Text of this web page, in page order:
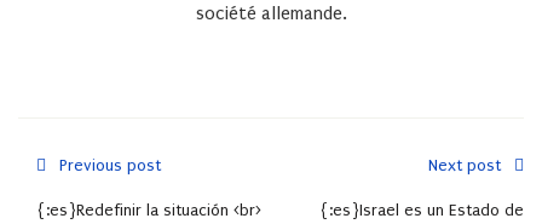
société allemande.
Previous post
{:es}Redefinir la situación <br>
Next post
{:es}Israel es un Estado de